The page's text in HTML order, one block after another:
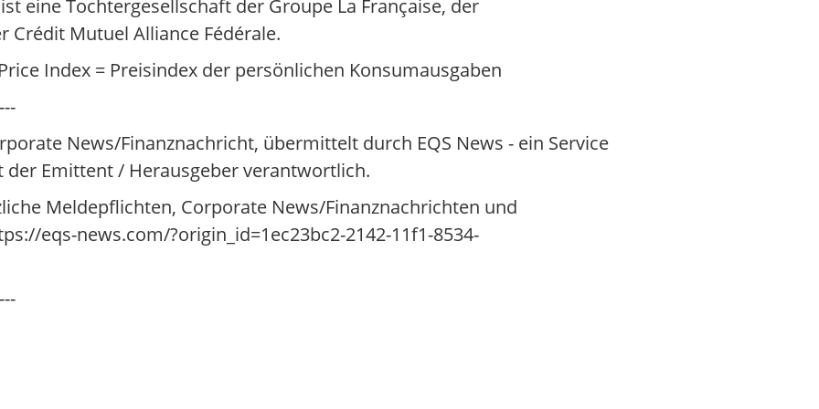
eine Tochtergesellschaft der Groupe La Française, der
Mutuel Alliance Fédérale.
Index = Preisindex der persönlichen Konsumausgaben
News/Finanznachricht, übermittelt durch EQS News - ein Service
Emittent / Herausgeber verantwortlich.
Meldepflichten, Corporate News/Finanznachrichten und
eqs-news.com/?origin_id=1ec23bc2-2142-11f1-8534-